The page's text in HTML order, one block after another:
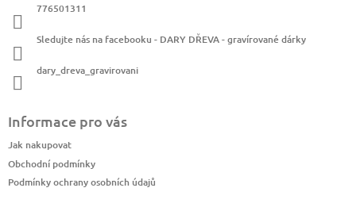
776501311
Sledujte nás na facebooku - DARY DŘEVA - gravírované dárky
dary_dreva_gravirovani
Informace pro vás
Jak nakupovat
Obchodní podmínky
Podmínky ochrany osobních údajů